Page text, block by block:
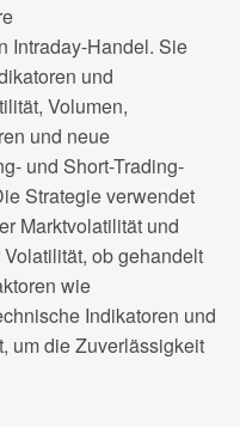
Intraday-Handel. Sie
und
Volumen,
und neue
und Short-Trading-
Strategie verwendet
Marktvolatilität und
ob gehandelt
wie
Indikatoren und
um die Zuverlässigkeit